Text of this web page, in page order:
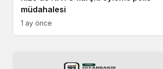
müdahalesi
1 ay önce